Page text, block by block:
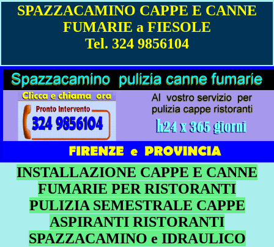
SPAZZACAMINO CAPPE E CANNE
FUMARIE a FIESOLE
Tel. 324 9856104
INSTALLAZIONE CAPPE E CANNE
FUMARIE PER RISTORANTI
PULIZIA SEMESTRALE CAPPE
ASPIRANTI RISTORANTI
SPAZZACAMINO e IDRAULICO